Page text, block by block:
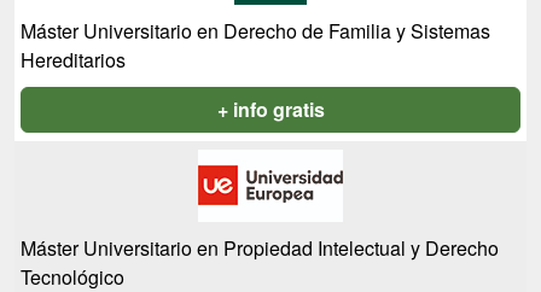
Máster Universitario en Derecho de Familia y Sistemas
Hereditarios
+ info gratis
Máster Universitario en Propiedad Intelectual y Derecho
Tecnológico